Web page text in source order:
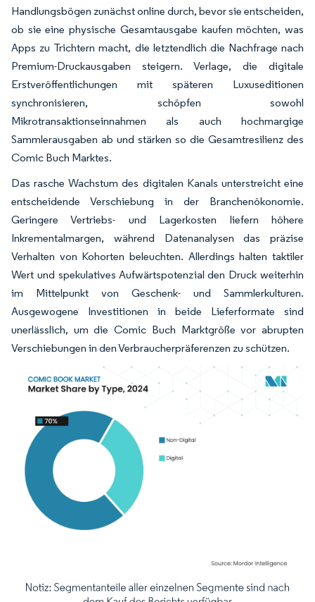
Handlungsbögen zunächst online durch, bevor sie entscheiden,
ob sie eine physische Gesamtausgabe kaufen möchten, was
Apps zu Trichtern macht, die letztendlich die Nachfrage nach
Premium-Druckausgaben steigern. Verlage, die digitale
Erstveröffentlichungen mit späteren Luxuseditionen
synchronisieren, schöpfen sowohl
Mikrotransaktionseinnahmen als auch hochmargige
Sammlerausgaben ab und stärken so die Gesamtresilienz des
Comic Buch Marktes.
Das rasche Wachstum des digitalen Kanals unterstreicht eine
entscheidende Verschiebung in der Branchenökonomie.
Geringere Vertriebs- und Lagerkosten liefern höhere
Inkrementalmargen, während Datenanalysen das präzise
Verhalten von Kohorten beleuchten. Allerdings halten taktiler
Wert und spekulatives Aufwärtspotenzial den Druck weiterhin
im Mittelpunkt von Geschenk- und Sammlerkulturen.
Ausgewogene Investitionen in beide Lieferformate sind
unerlässlich, um die Comic Buch Marktgröße vor abrupten
Verschiebungen in den Verbraucherpräferenzen zu schützen.
Bild © Mordor Intelligence. Wiederverwendung erfordert Namensnennung